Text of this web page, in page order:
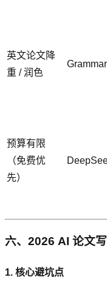
英文论文降
重 / 润色
预算有限
（免费优
先）
六、2026 AI 论文
1. 核心避坑点